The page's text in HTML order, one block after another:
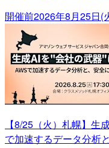
開催前2026年8月25日(
【8/25（火）札幌】生
で加速するデータ分析